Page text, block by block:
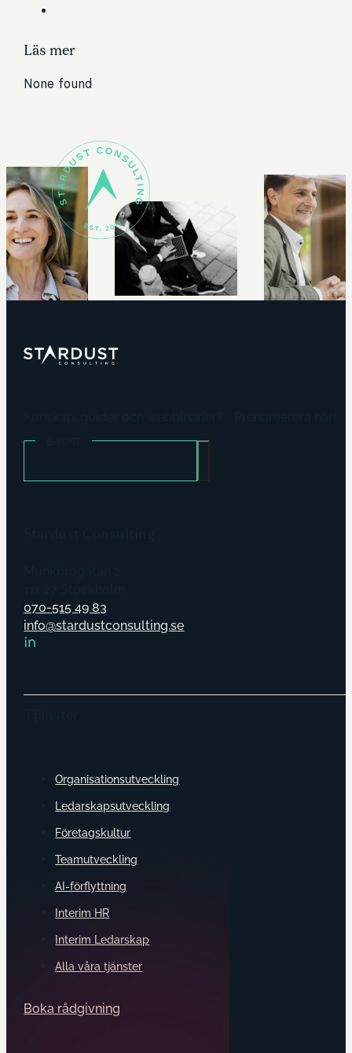
Läs mer
None found
070-515 49 83
info@stardustconsulting.se
Organisationsutveckling
Ledarskapsutveckling
Företagskultur
Teamutveckling
AI-förflyttning
Interim HR
Interim Ledarskap
Alla våra tjänster
Boka rådgivning